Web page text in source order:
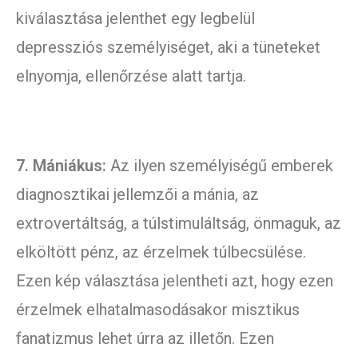
kiválasztása jelenthet egy legbelül
depressziós személyiséget, aki a tüneteket
elnyomja, ellenőrzése alatt tartja.
7. Mániákus: Az ilyen személyiségű emberek
diagnosztikai jellemzői a mánia, az
extrovertáltság, a túlstimuláltság, önmaguk, az
elköltött pénz, az érzelmek túlbecsülése.
Ezen kép választása jelentheti azt, hogy ezen
érzelmek elhatalmasodásakor misztikus
fanatizmus lehet úrra az illetőn. Ezen